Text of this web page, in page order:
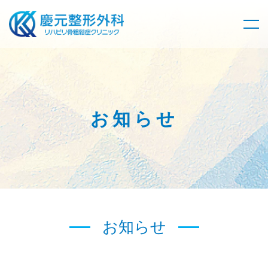
お知らせ
お知らせ